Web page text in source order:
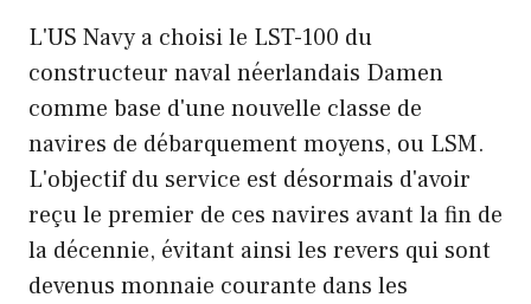
L'US Navy a choisi le LST-100 du
constructeur naval néerlandais Damen
comme base d'une nouvelle classe de
navires de débarquement moyens, ou LSM.
L'objectif du service est désormais d'avoir
reçu le premier de ces navires avant la fin de
la décennie, évitant ainsi les revers qui sont
devenus monnaie courante dans les